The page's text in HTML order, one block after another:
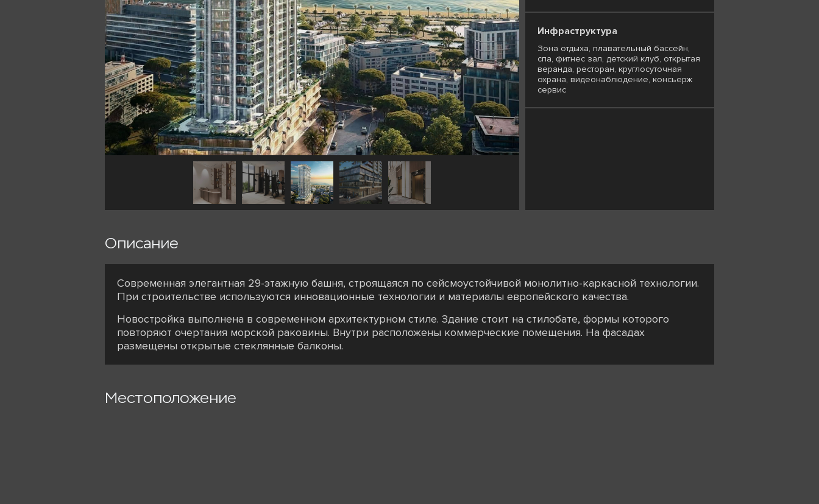
Инфраструктура
Зона отдыха, плавательный бассейн,
спа, фитнес зал, детский клуб, открытая
веранда, ресторан, круглосуточная
охрана, видеонаблюдение, консьерж
сервис
Описание
Современная элегантная 29-этажную башня, строящаяся по сейсмоустойчивой монолитно-каркасной технологии.
При строительстве используются инновационные технологии и материалы европейского качества.
Новостройка выполнена в современном архитектурном стиле. Здание стоит на стилобате, формы которого
повторяют очертания морской раковины. Внутри расположены коммерческие помещения. На фасадах
размещены открытые стеклянные балконы.
Местоположение